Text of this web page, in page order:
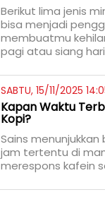
Berikut lima jenis
bisa menjadi
membuatmu
pagi atau siang hari
SABTU, 15/11/2025
Kapan Waktu
Kopi?
Sains
jam tertentu di
merespons kafein